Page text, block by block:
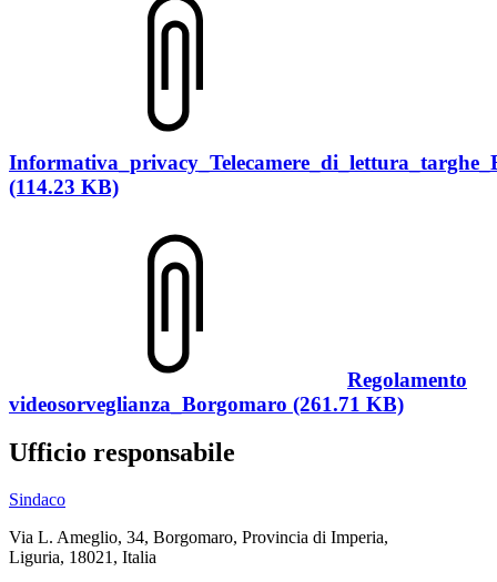
(114.23 KB)
Regolamento
videosorveglianza_Borgomaro (261.71 KB)
Ufficio responsabile
Sindaco
Via L. Ameglio, 34, Borgomaro, Provincia di Imperia,
Liguria, 18021, Italia